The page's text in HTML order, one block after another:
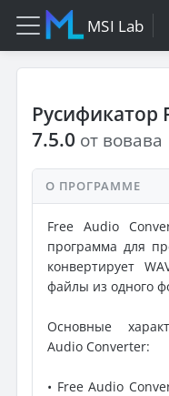
MSI Lab
Русификатор
7.5.0 от вовава
О ПРОГРАММЕ
Free Audio
программа для
конвертирует
файлы из одного
Основные
Audio Converter:
• Free Audio